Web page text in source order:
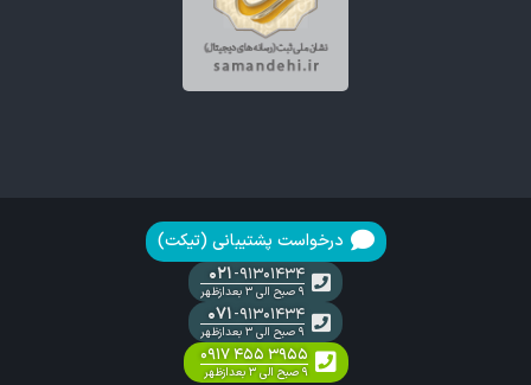
درخواست پشتیبانی (تیکت)
۰۲۱-۹۱۳۰۱۴۳۴
۹ صبح الی ۳ بعدازظهر
۰۷۱-۹۱۳۰۱۴۳۴
۹ صبح الی ۳ بعدازظهر
۰۹۱۷ ۴۵۵ ۳۹۵۵
۹ صبح الی ۳ بعدازظهر